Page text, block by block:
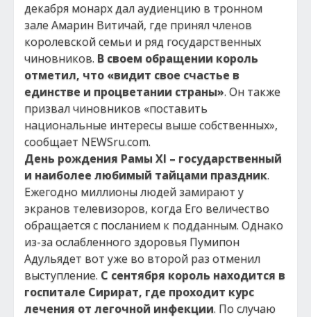
декабря монарх дал аудиенцию в тронном
зале Амарин Витичай, где принял членов
королевской семьи и ряд государственных
чиновников. В своем обращении король
отметил, что «видит свое счастье в
единстве и процветании страны». Он также
призвал чиновников «поставить
национальные интересы выше собственных»,
сообщает NEWSru.com.
День рождения Рамы ХІ – государственный
и наиболее любимый тайцами праздник.
Ежегодно миллионы людей замирают у
экранов телевизоров, когда Его величество
обращается с посланием к подданным. Однако
из-за ослабленного здоровья Пумипон
Адульядет вот уже во второй раз отменил
выступление. С сентября король находится в
госпитале Сирират, где проходит курс
лечения от легочной инфекции. По случаю